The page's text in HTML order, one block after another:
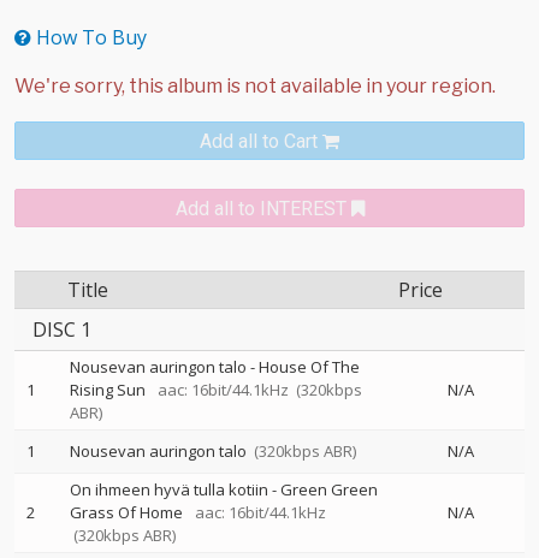
How To Buy
Add all to Cart
Add all to INTEREST
Title
Price
DISC 1
1
Nousevan auringon talo - House Of The
Rising Sun
aac: 16bit/44.1kHz (320kbps
ABR)
N/A
1 Nousevan auringon talo (320kbps ABR) N/A
2
On ihmeen hyvä tulla kotiin - Green Green
Grass Of Home
aac: 16bit/44.1kHz
(320kbps ABR)
N/A